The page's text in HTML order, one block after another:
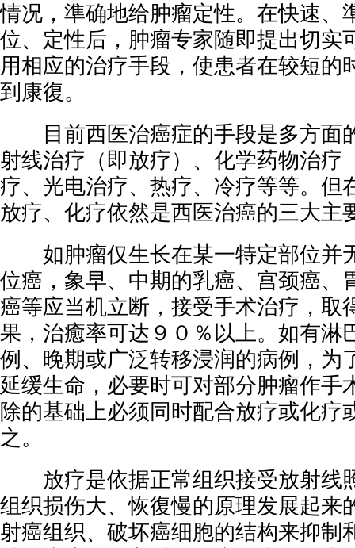
情况，準确地给肿瘤定性。在快速、
位、定性后，肿瘤专家随即提出切实
用相应的治疗手段，使患者在较短的
到康復。
目前西医治癌症的手段是多方面
射线治疗（即放疗）、化学药物治疗
疗、光电治疗、热疗、冷疗等等。但
放疗、化疗依然是西医治癌的三大主
如肿瘤仅生长在某一特定部位并
位癌，象早、中期的乳癌、宫颈癌、
癌等应当机立断，接受手术治疗，取
果，治癒率可达９０％以上。如有淋
例、晚期或广泛转移浸润的病例，为
延缓生命，必要时可对部分肿瘤作手
除的基础上必须同时配合放疗或化疗
之。
放疗是依据正常组织接受放射线
组织损伤大、恢復慢的原理发展起来
射癌组织、破坏癌细胞的结构来抑制